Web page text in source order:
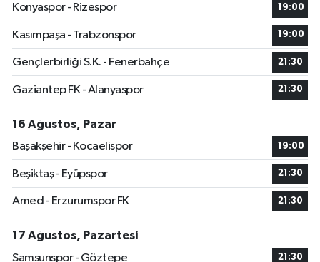
Konyaspor - Rizespor
19:00
Kasımpaşa - Trabzonspor 19:00
Gençlerbirliği S.K. - Fenerbahçe 21:30
Gaziantep FK - Alanyaspor 21:30
16 Ağustos, Pazar
Başakşehir - Kocaelispor
19:00
Beşiktaş - Eyüpspor 21:30
Amed - Erzurumspor FK 21:30
17 Ağustos, Pazartesi
Samsunspor - Göztepe
21:30